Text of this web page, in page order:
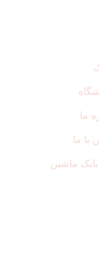
ما
با ما
ماشین